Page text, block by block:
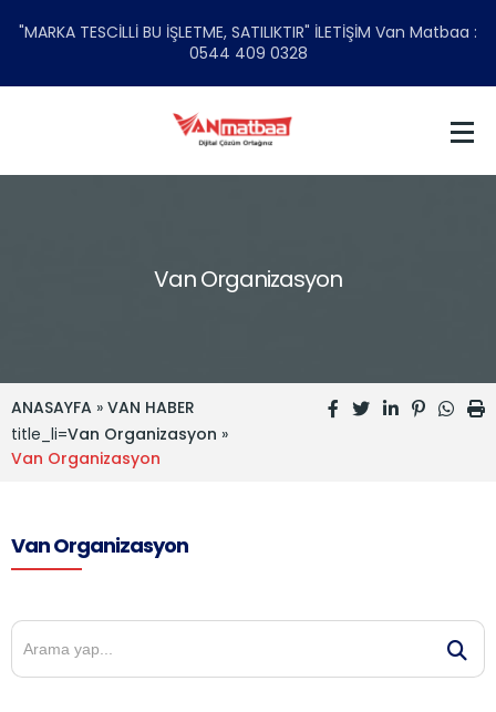
"MARKA TESCİLLİ BU İŞLETME, SATILIKTIR" İLETİŞİM Van Matbaa :
0544 409 0328
Van Organizasyon
ANASAYFA » VAN HABER
title_li=Van Organizasyon »
Van Organizasyon
Van Organizasyon